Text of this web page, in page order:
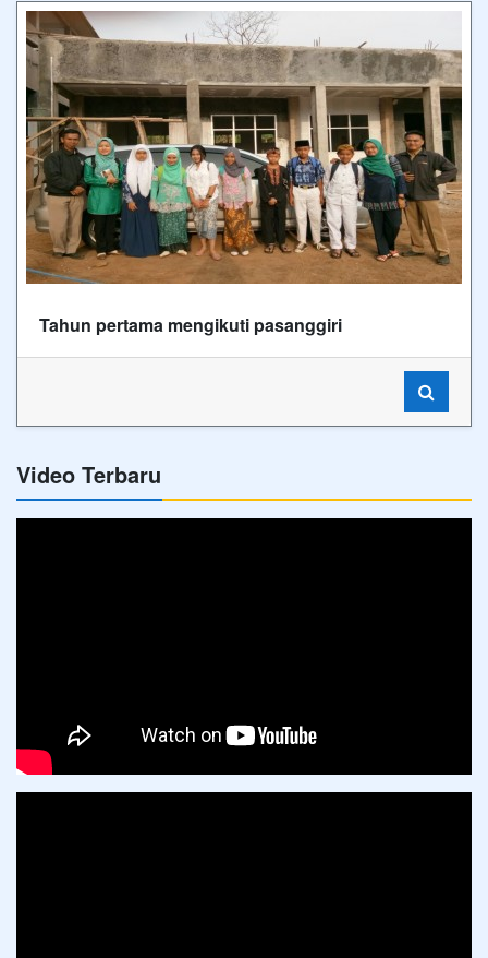
Tahun pertama mengikuti pasanggiri
Video Terbaru